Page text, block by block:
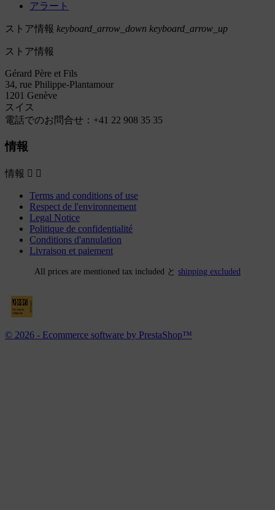
アラート
ストア情報 keyboard_arrow_down keyboard_arrow_up
ストア情報
Gérard Père et Fils
34, rue Philippe-Plantamour
1201 Genève
スイス
電話でのお問合せ： +41 22 908 35 35
情報
情報  
Terms and conditions of use
Respect de l'environnement
Legal Notice
Politique de confidentialité
Conditions d'annulation
Livraison et paiement
All prices are mentioned tax included と shipping excluded
© 2026 - Ecommerce software by PrestaShop™